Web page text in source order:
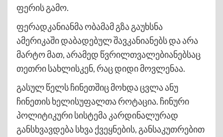
ფერის გამო.
ფერადკანიანმა ობამამ გზა გაუხსნა
ამერიკაში დაბადებულ შავკანიანებს და არა
მარტო მათ, არამედ წვრილთვალებიანებსაც
თეთრი სახლისკენ, რაც დიდი მოვლენაა.
გასულ წელს ჩინეთშიც მოხდა ცვლა ანუ
ჩინეთის ხელისუფალთა როტაცია. ჩინური
პოლიტიკური სისტემა კარდინალურად
განსხვავდება სხვა ქვეყნების, განსაკუთრებით